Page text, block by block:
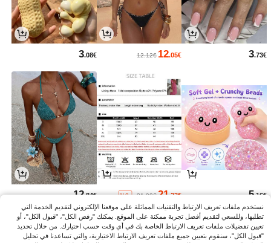
3.73€
12.05€
12.12€
3.08€
5.16€
21.23€
21.99€
%3-
12.84€
نستخدم ملفات تعريف الارتباط والتقنيات المماثلة على موقعنا الإلكتروني لتقديم الخدمة التي
تطلبها، وللسعي لتقديم أفضل تجربة ممكنة على الموقع. يمكنك "رفض الكل"، "قبول الكل"، أو
تعيين تفضيلات ملفات تعريف الارتباط الخاصة بك في أي وقت حسب اختيارك. من خلال تحديد
"قبول الكل"، سنقوم بتعيين جميع ملفات تعريف الارتباط الاختيارية، والتي تساعدنا في تحليل